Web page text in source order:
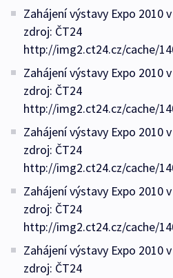
Zahájení výstavy Expo 2010
zdroj: ČT24
http://img2.ct24.cz/cache/
Zahájení výstavy Expo 2010
zdroj: ČT24
http://img2.ct24.cz/cache/
Zahájení výstavy Expo 2010
zdroj: ČT24
http://img2.ct24.cz/cache/
Zahájení výstavy Expo 2010
zdroj: ČT24
http://img2.ct24.cz/cache/
Zahájení výstavy Expo 2010
zdroj: ČT24